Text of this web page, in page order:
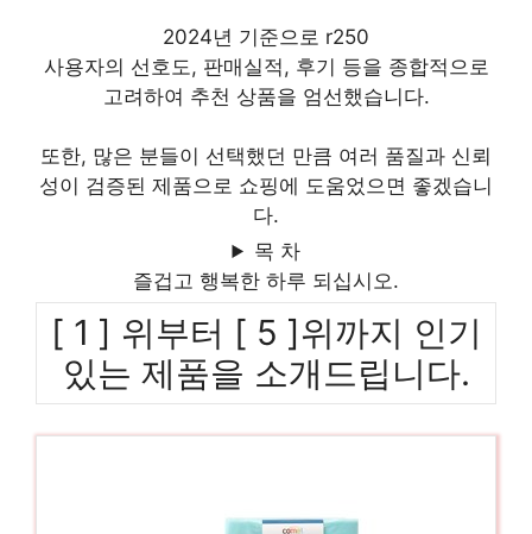
2024년 기준으로 r250
사용자의 선호도, 판매실적, 후기 등을 종합적으로
고려하여 추천 상품을 엄선했습니다.
또한, 많은 분들이 선택했던 만큼 여러 품질과 신뢰
성이 검증된 제품으로 쇼핑에 도움었으면 좋겠습니
다.
목 차
즐겁고 행복한 하루 되십시오.
[ 1 ] 위부터 [ 5 ]위까지 인기
있는 제품을 소개드립니다.